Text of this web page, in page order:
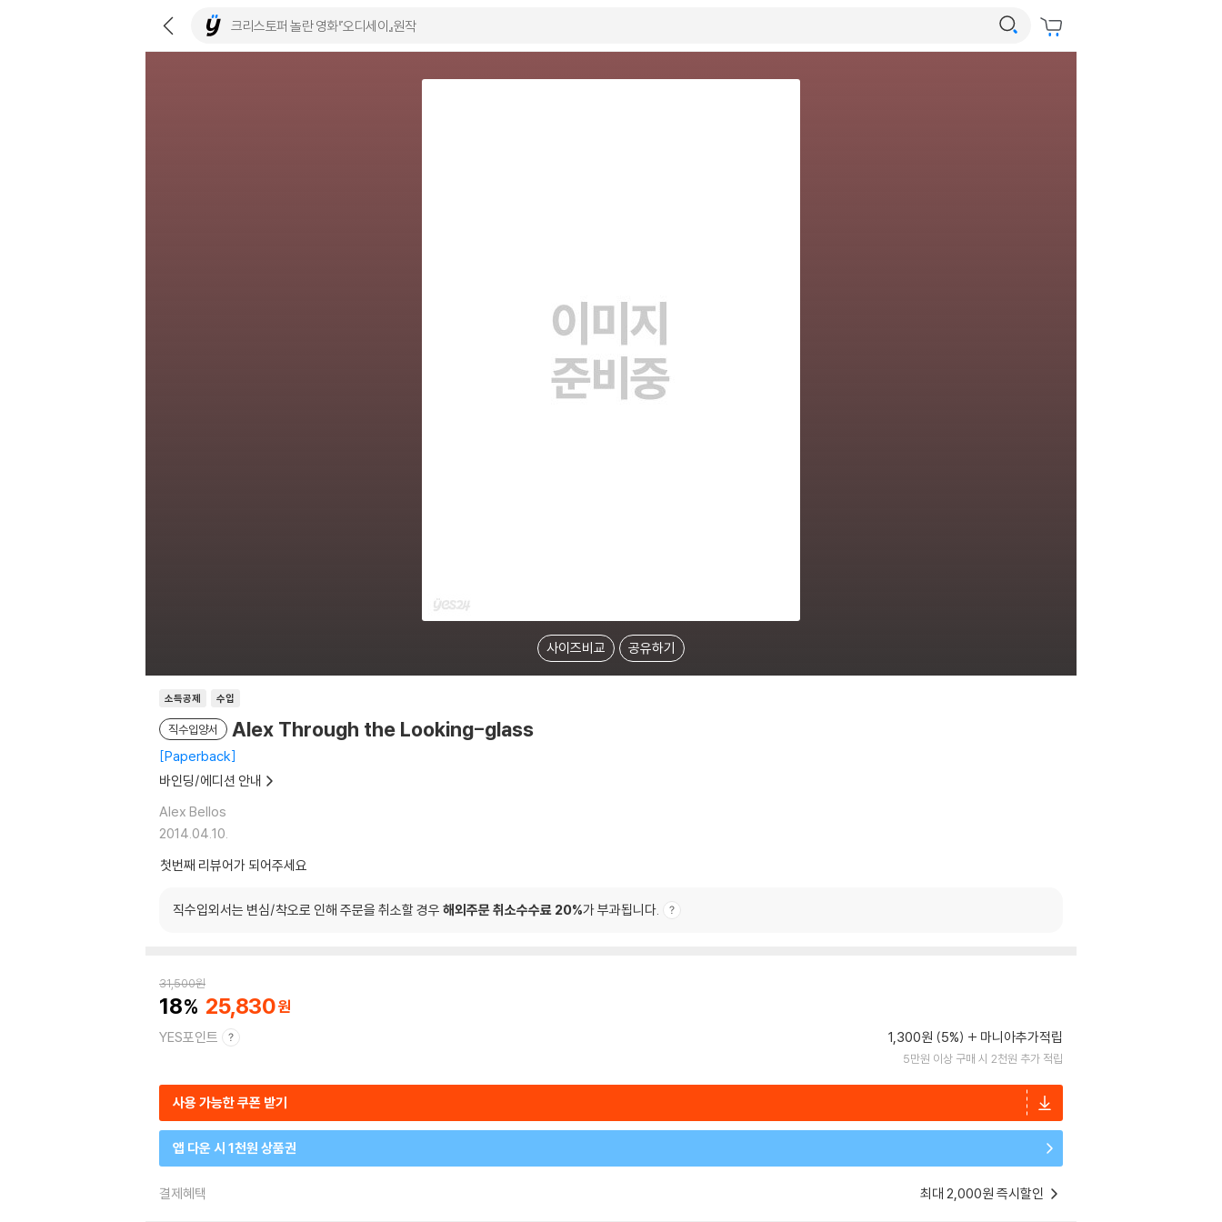
사이즈비교 공유하기
소득공제 수입
직수입양서 Alex Through the Looking-glass
Paperback
바인딩/에디션 안내
Alex Bellos
2014.04.10.
첫번째 리뷰어가 되어주세요
직수입외서는 변심/착오로 인해 주문을 취소할 경우 해외주문 취소수수료 20%가 부과됩니다.
31,500원
18 25,830
YES포인트 1,300원 (5%) 마니아추가적립
5만원 이상 구매 시 2천원 추가 적립
사용 가능한 쿠폰 받기
앱 다운 시 1천원 상품권
결제혜택 최대 2,000원 즉시할인